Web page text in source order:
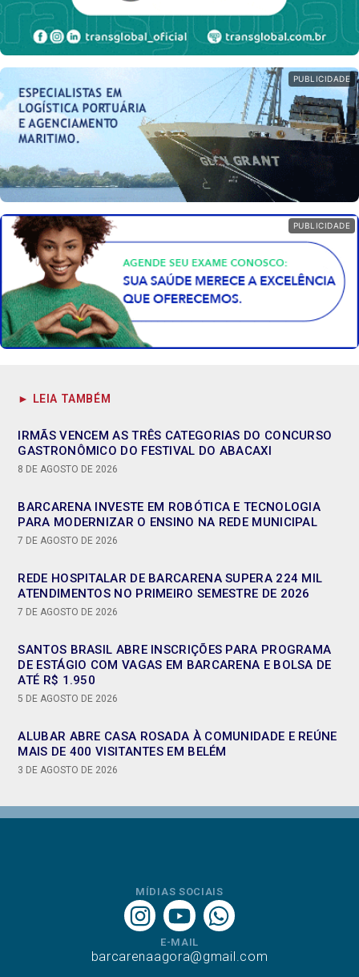
PUBLICIDADE
PUBLICIDADE
► LEIA TAMBÉM
IRMÃS VENCEM AS TRÊS CATEGORIAS DO CONCURSO
GASTRONÔMICO DO FESTIVAL DO ABACAXI
8 DE AGOSTO DE 2026
BARCARENA INVESTE EM ROBÓTICA E TECNOLOGIA
PARA MODERNIZAR O ENSINO NA REDE MUNICIPAL
7 DE AGOSTO DE 2026
REDE HOSPITALAR DE BARCARENA SUPERA 224 MIL
ATENDIMENTOS NO PRIMEIRO SEMESTRE DE 2026
7 DE AGOSTO DE 2026
SANTOS BRASIL ABRE INSCRIÇÕES PARA PROGRAMA
DE ESTÁGIO COM VAGAS EM BARCARENA E BOLSA DE
ATÉ R$ 1.950
5 DE AGOSTO DE 2026
ALUBAR ABRE CASA ROSADA À COMUNIDADE E REÚNE
MAIS DE 400 VISITANTES EM BELÉM
3 DE AGOSTO DE 2026
MÍDIAS SOCIAIS
E-MAIL
barcarenaagora@gmail.com